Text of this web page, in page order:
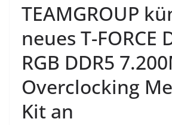
TEAMGROUP
neues T-FORCE
RGB DDR5
Overclocking
Kit an